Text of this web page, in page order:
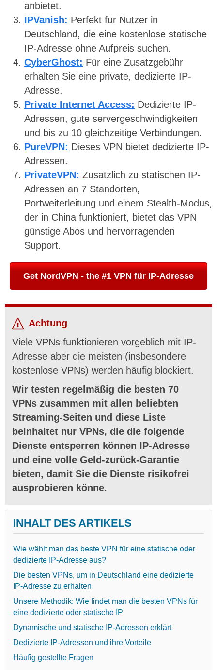
anbietet.
IPVanish: Perfekt für Nutzer in
Deutschland, die eine kostenlose statische
IP-Adresse ohne Aufpreis suchen.
CyberGhost: Für eine Zusatzgebühr
erhalten Sie eine private, dedizierte IP-
Adresse.
Private Internet Access: Dedizierte IP-
Adressen, gute servergeschwindigkeiten
und bis zu 10 gleichzeitige Verbindungen.
PureVPN: Dieses VPN bietet dedizierte IP-
Adressen.
PrivateVPN: Zusätzlich zu statischen IP-
Adressen an 7 Standorten,
Portweiterleitung und einem Stealth-Modus,
der in China funktioniert, bietet das VPN
günstige Abos und hervorragenden
Support.
Get NordVPN - the #1 VPN für IP-Adresse
Achtung
Viele VPNs funktionieren vorgeblich mit IP-
Adresse aber die meisten (insbesondere
kostenlose VPNs) werden häufig blockiert.
Wir testen regelmäßig die besten 70
VPNs zusammen mit allen beliebten
Streaming-Seiten und diese Liste
beinhaltet nur VPNs, die die folgende
Dienste entsperren können IP-Adresse
und eine volle Geld-zurück-Garantie
bieten, damit Sie die Dienste risikofrei
ausprobieren könne.
INHALT DES ARTIKELS
Wie wählt man das beste VPN für eine statische oder
dedizierte IP-Adresse aus?
Die besten VPNs, um in Deutschland eine dedizierte
IP-Adresse zu erhalten
Unsere Methodik: Wie findet man die besten VPNs für
eine dedizierte oder statische IP
Dynamische und statische IP-Adressen erklärt
Dedizierte IP-Adressen und ihre Vorteile
Häufig gestellte Fragen